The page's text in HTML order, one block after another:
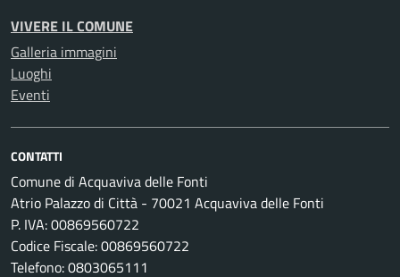
VIVERE IL COMUNE
Galleria immagini
Luoghi
Eventi
CONTATTI
Comune di Acquaviva delle Fonti
Atrio Palazzo di Città - 70021 Acquaviva delle Fonti
P. IVA: 00869560722
Codice Fiscale: 00869560722
Telefono: 0803065111